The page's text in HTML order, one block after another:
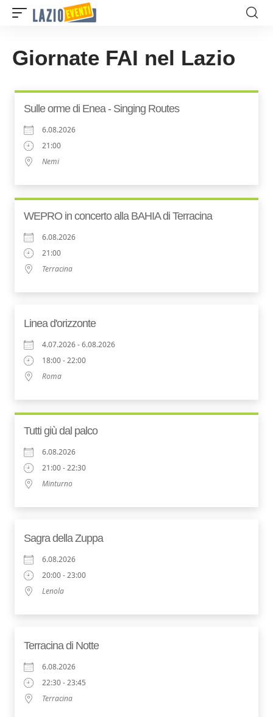
Giornate FAI nel Lazio
Sulle orme di Enea - Singing Routes
6.08.2026
21:00
Nemi
WEPRO in concerto alla BAHIA di Terracina
6.08.2026
21:00
Terracina
Linea d'orizzonte
4.07.2026 - 6.08.2026
18:00 - 22:00
Roma
Tutti giù dal palco
6.08.2026
21:00 - 22:30
Minturno
Sagra della Zuppa
6.08.2026
20:00 - 23:00
Lenola
Terracina di Notte
6.08.2026
22:30 - 23:45
Terracina